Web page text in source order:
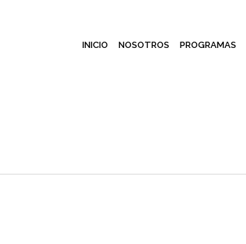
INICIO NOSOTROS PROGRAMAS